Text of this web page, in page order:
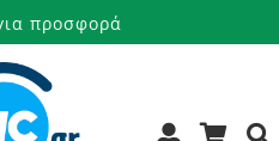
προσφορά